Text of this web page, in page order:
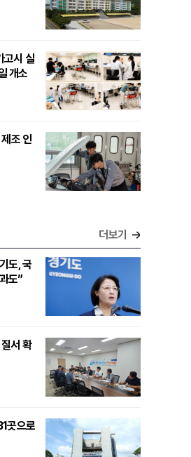
고시 실
개소
조 인
더보기
도, 국
도”
서 확
곳으로